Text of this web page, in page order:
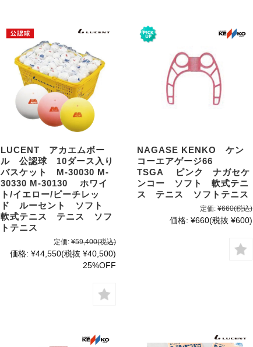
LUCENT アカエムボー
ル 公認球 10ダース入り
バスケット M-30030 M-
30330 M-30130 ホワイ
ト/イエロー/ピーチレッ
ド ルーセント ソフト
軟式テニス テニス ソフ
トテニス
定価: ¥59,400(税込)
価格: ¥44,550(税抜 ¥40,500)
25%OFF
NAGASE KENKO ケン
コーエアゲージ66
TSGA ピンク ナガセケ
ンコー ソフト 軟式テニ
ス テニス ソフトテニス
定価: ¥660(税込)
価格: ¥660(税抜 ¥600)